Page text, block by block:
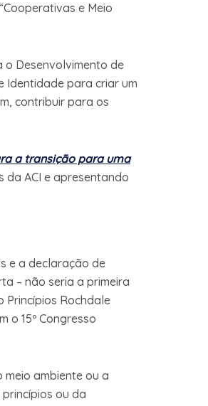
e Meio
o Desenvolvimento de
Identidade para criar um
contribuir para os
a transição para uma
ACI e apresentando
e a declaração de
– não seria a primeira
Princípios Rochdale
o 15º Congresso
ambiente ou a
ou da